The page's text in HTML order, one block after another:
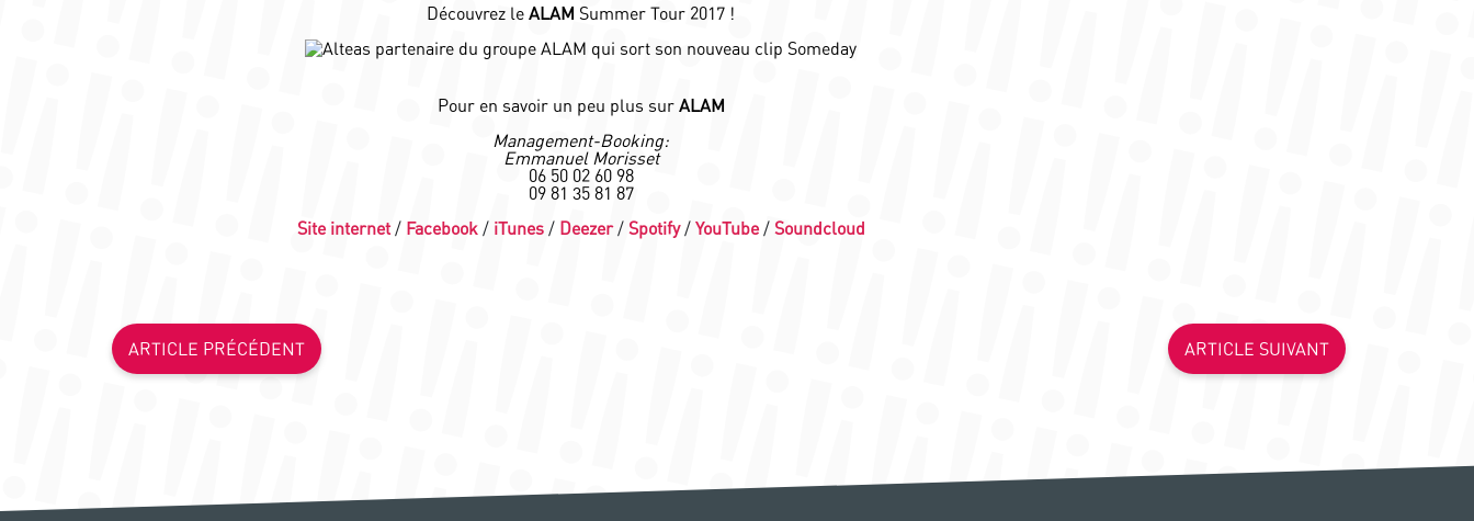
Découvrez le ALAM Summer Tour 2017 !
Pour en savoir un peu plus sur ALAM
Management-Booking:
Emmanuel Morisset
06 50 02 60 98
09 81 35 81 87
Site internet/ Facebook/ iTunes/ Deezer/ Spotify/ YouTube/ Soundcloud
ARTICLE PRÉCÉDENT ARTICLE SUIVANT